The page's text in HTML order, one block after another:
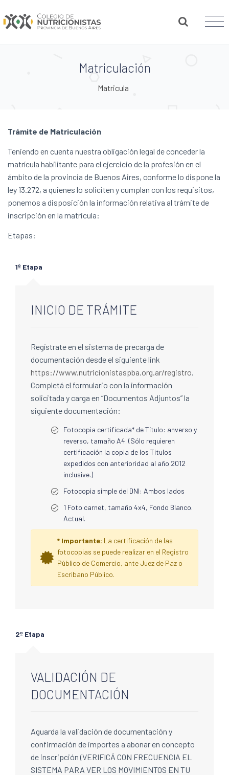
Matriculación
Matricula
Trámite de Matriculación
Teniendo en cuenta nuestra obligación legal de conceder la
matrícula habilitante para el ejercicio de la profesión en el
ámbito de la provincia de Buenos Aires, conforme lo dispone la
ley 13.272, a quienes lo soliciten y cumplan con los requisitos,
ponemos a disposición la información relativa al trámite de
inscripción en la matricula:
Etapas:
1º Etapa
INICIO DE TRÁMITE
Regístrate en el sistema de precarga de
documentación desde el siguiente link
https://www.nutricionistaspba.org.ar/registro.
Completá el formulario con la información
solicitada y carga en “Documentos Adjuntos” la
siguiente documentación:
Fotocopia certificada* de Título: anverso y
reverso, tamaño A4. (Sólo requieren
certificación la copia de los Titulos
expedidos con anterioridad al año 2012
inclusive.)
Fotocopia simple del DNI: Ambos lados
1 Foto carnet, tamaño 4x4, Fondo Blanco.
Actual.
* Importante: La certificación de las
fotocopias se puede realizar en el Registro
Público de Comercio, ante Juez de Paz o
Escribano Público.
2º Etapa
VALIDACIÓN DE
DOCUMENTACIÓN
Aguarda la validación de documentación y
confirmación de importes a abonar en concepto
de inscripción (VERIFICÁ CON FRECUENCIA EL
SISTEMA PARA VER LOS MOVIMIENTOS EN TU